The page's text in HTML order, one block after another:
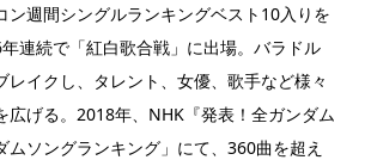
ン週間シングルランキングベスト10入りを
連続で「紅白歌合戦」に出場。バラドル
レイクし、タレント、女優、歌手など様々
広げる。2018年、NHK『発表！全ガンダム
ムソングランキング」にて、360曲を超え